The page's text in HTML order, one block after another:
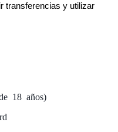
transferencias y utilizar
18 años)